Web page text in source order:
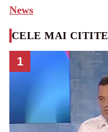
News
CELE MAI CITITE
1